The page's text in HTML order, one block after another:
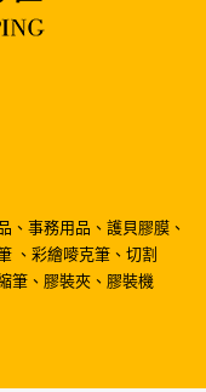
、事務用品、護貝膠膜、
、彩繪嘜克筆、切割
筆、膠裝夾、膠裝機